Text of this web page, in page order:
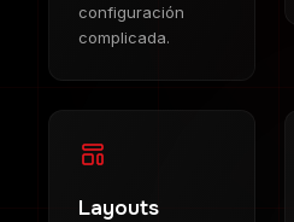
configuración
complicada.
Layouts